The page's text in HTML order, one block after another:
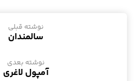
نوشته قبلی
سالمندان
نوشته بعدی
آمپول لاغری